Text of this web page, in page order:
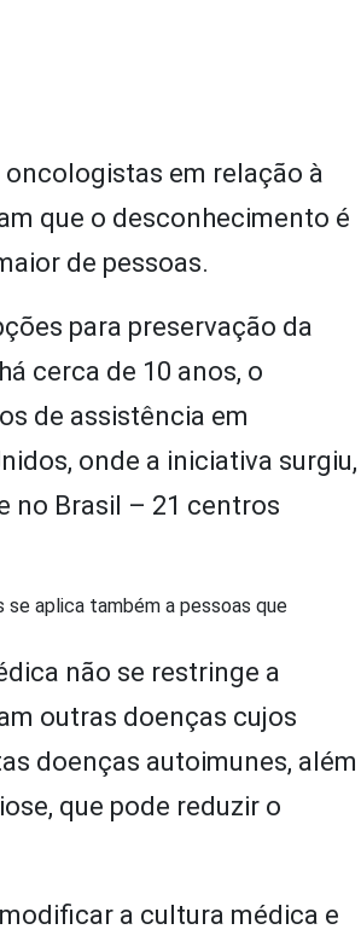
em relação à
que o desconhecimento é
de pessoas.
para preservação da
cerca de 10 anos, o
de assistência em
onde a iniciativa surgiu,
no Brasil – 21 centros
aplica também a pessoas que
não se restringe a
outras doenças cujos
doenças autoimunes, além
que pode reduzir o
a cultura médica e